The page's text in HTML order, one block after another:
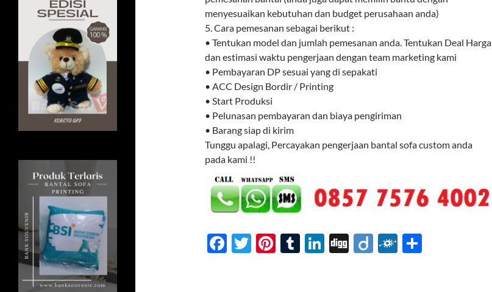
menyesuaikan kebutuhan dan budget perusahaan anda)
5. Cara pemesanan sebagai berikut :
• Tentukan model dan jumlah pemesanan anda. Tentukan Deal Harga
dan estimasi waktu pengerjaan dengan team marketing kami
• Pembayaran DP sesuai yang di sepakati
• ACC Design Bordir / Printing
• Start Produksi
• Pelunasan pembayaran dan biaya pengiriman
• Barang siap di kirim
Tunggu apalagi, Percayakan pengerjaan bantal sofa custom anda
pada kami !!
F
T
Pi T
Li
Di Di F